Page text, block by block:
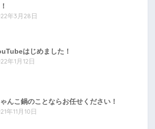
年3月28日
はじめました！
年1月12日
んこ鍋のことならお任せください！
年11月10日